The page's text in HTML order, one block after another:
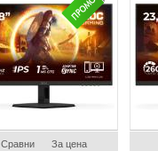
Сравни За цена